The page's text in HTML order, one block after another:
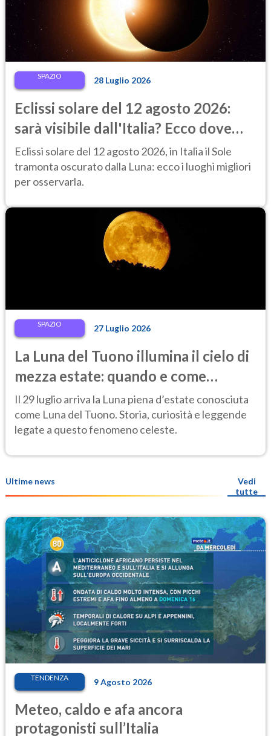
SPAZIO 28 Luglio 2026
Eclissi solare del 12 agosto 2026:
sarà visibile dall'Italia? Ecco dove
ammirarla al tramonto
Eclissi solare del 12 agosto 2026, in Italia il Sole
tramonta oscurato dalla Luna: ecco i luoghi migliori
per osservarla.
SPAZIO 27 Luglio 2026
La Luna del Tuono illumina il cielo di
mezza estate: quando e come
osservarla
Il 29 luglio arriva la Luna piena d’estate conosciuta
come Luna del Tuono. Storia, curiosità e leggende
legate a questo fenomeno celeste.
Ultime news
Vedi
tutte
TENDENZA 9 Agosto 2026
Meteo, caldo e afa ancora
protagonisti sull’Italia